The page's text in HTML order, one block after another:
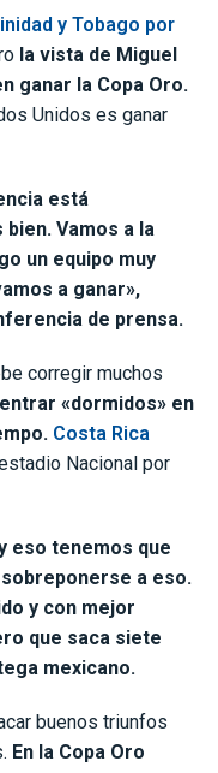
y Tobago por
la vista de Miguel
ganar la Copa Oro.
Unidos es ganar
está
Vamos a la
un equipo muy
a ganar»,
de prensa.
corregir muchos
«dormidos» en
Costa Rica
Nacional por
eso tenemos que
a eso.
y con mejor
que saca siete
mexicano.
buenos triunfos
En la Copa Oro